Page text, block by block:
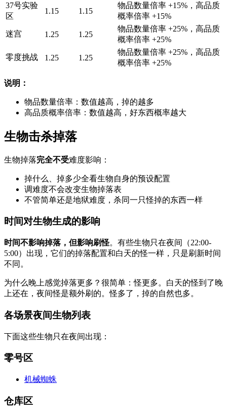
37号实验
区
1.15 1.15
物品数量倍率 +15%，高品质
概率倍率 +15%
迷宫 1.25 1.25
物品数量倍率 +25%，高品质
概率倍率 +25%
零度挑战 1.25 1.25
物品数量倍率 +25%，高品质
概率倍率 +25%
说明：
物品数量倍率：数值越高，掉的越多
高品质概率倍率：数值越高，好东西概率越大
生物击杀掉落
生物掉落完全不受难度影响：
掉什么、掉多少全看生物自身的预设配置
调难度不会改变生物掉落表
不管简单还是地狱难度，杀同一只怪掉的东西一样
时间对生物生成的影响
时间不影响掉落，但影响刷怪。有些生物只在夜间（22:00-
5:00）出现，它们的掉落配置和白天的怪一样，只是刷新时间
不同。
为什么晚上感觉掉落更多？很简单：怪更多。白天的怪到了晚
上还在，夜间怪是额外刷的。怪多了，掉的自然也多。
各场景夜间生物列表
下面这些生物只在夜间出现：
零号区
机械蜘蛛
仓库区